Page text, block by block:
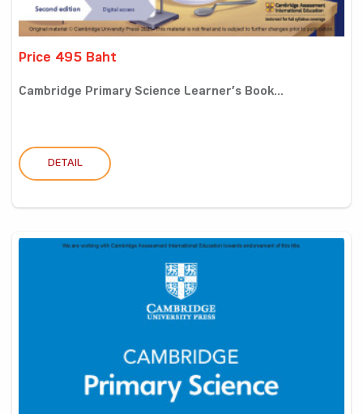
Price 495 Baht
Cambridge Primary Science Learner’s Book...
DETAIL